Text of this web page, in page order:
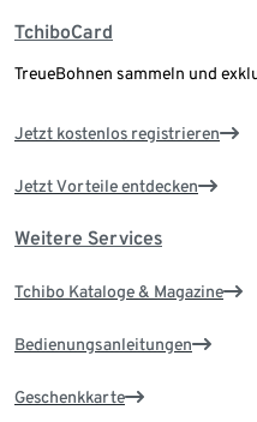
TchiboCard
TreueBohnen sammeln und
Jetzt kostenlos registrieren
Jetzt Vorteile entdecken
Weitere Services
Tchibo Kataloge & Magazine
Bedienungsanleitungen
Geschenkkarte